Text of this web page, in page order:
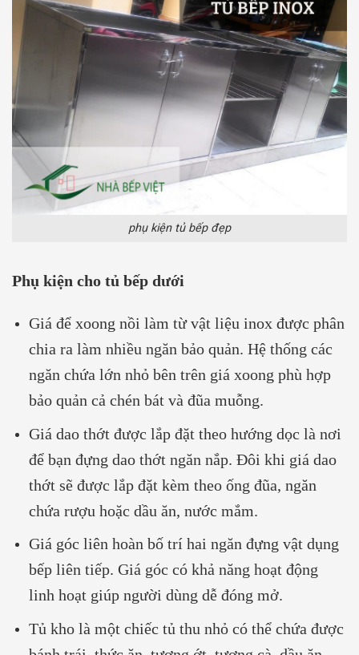
phụ kiện tủ bếp đẹp
Phụ kiện cho tủ bếp dưới
Giá để xoong nồi làm từ vật liệu inox được phân
chia ra làm nhiều ngăn bảo quản. Hệ thống các
ngăn chứa lớn nhỏ bên trên giá xoong phù hợp
bảo quản cả chén bát và đũa muỗng.
Giá dao thớt được lắp đặt theo hướng dọc là nơi
để bạn đựng dao thớt ngăn nắp. Đôi khi giá dao
thớt sẽ được lắp đặt kèm theo ống đũa, ngăn
chứa rượu hoặc dầu ăn, nước mắm.
Giá góc liên hoàn bố trí hai ngăn đựng vật dụng
bếp liên tiếp. Giá góc có khả năng hoạt động
linh hoạt giúp người dùng dễ đóng mở.
Tủ kho là một chiếc tủ thu nhỏ có thể chứa được